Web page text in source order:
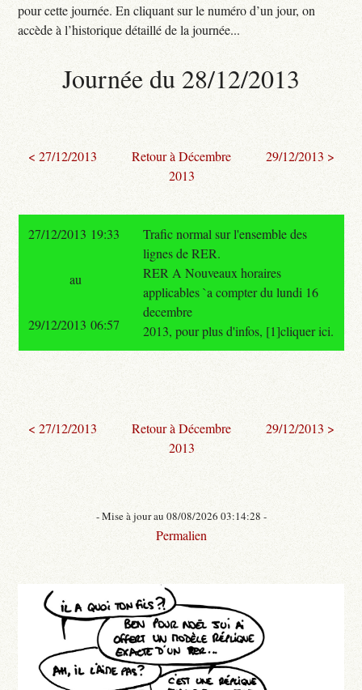
pour cette journée. En cliquant sur le numéro d’un jour, on
accède à l’historique détaillé de la journée...
Journée du 28/12/2013
< 27/12/2013
Retour à Décembre
2013
29/12/2013 >
27/12/2013 19:33
Trafic normal sur l'ensemble des
lignes de RER.
RER A Nouveaux horaires
applicables `a compter du lundi 16
decembre
2013, pour plus d'infos, [1]cliquer ici.
au
29/12/2013 06:57
< 27/12/2013
Retour à Décembre
2013
29/12/2013 >
- Mise à jour au 08/08/2026 03:14:28 -
Permalien